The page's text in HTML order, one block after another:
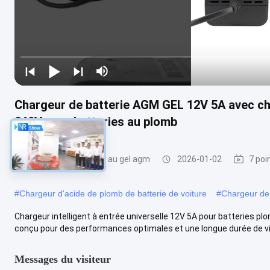
Chargeur de batterie AGM GEL 12V 5A avec
240V pour batteries au plomb
chargeur de batterie au gel agm 2026-01-02 7
#Chargeur d'acide de plomb de batterie de voiture #Chargeur
Chargeur intelligent à entrée universelle 12V 5A pour batteries
conçu pour des performances optimales et une longue durée de
Messages du visiteur